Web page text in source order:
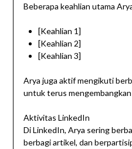
Beberapa keahlian utama
[Keahlian 1]
[Keahlian 2]
[Keahlian 3]
Arya juga aktif mengikuti
untuk terus
Aktivitas LinkedIn
Di LinkedIn, Arya sering
berbagi artikel, dan